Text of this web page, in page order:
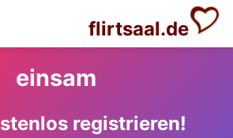
flirtsaal.de
einsam
registrieren!